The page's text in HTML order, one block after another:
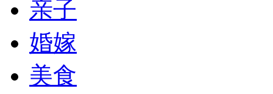
亲子
婚嫁
美食